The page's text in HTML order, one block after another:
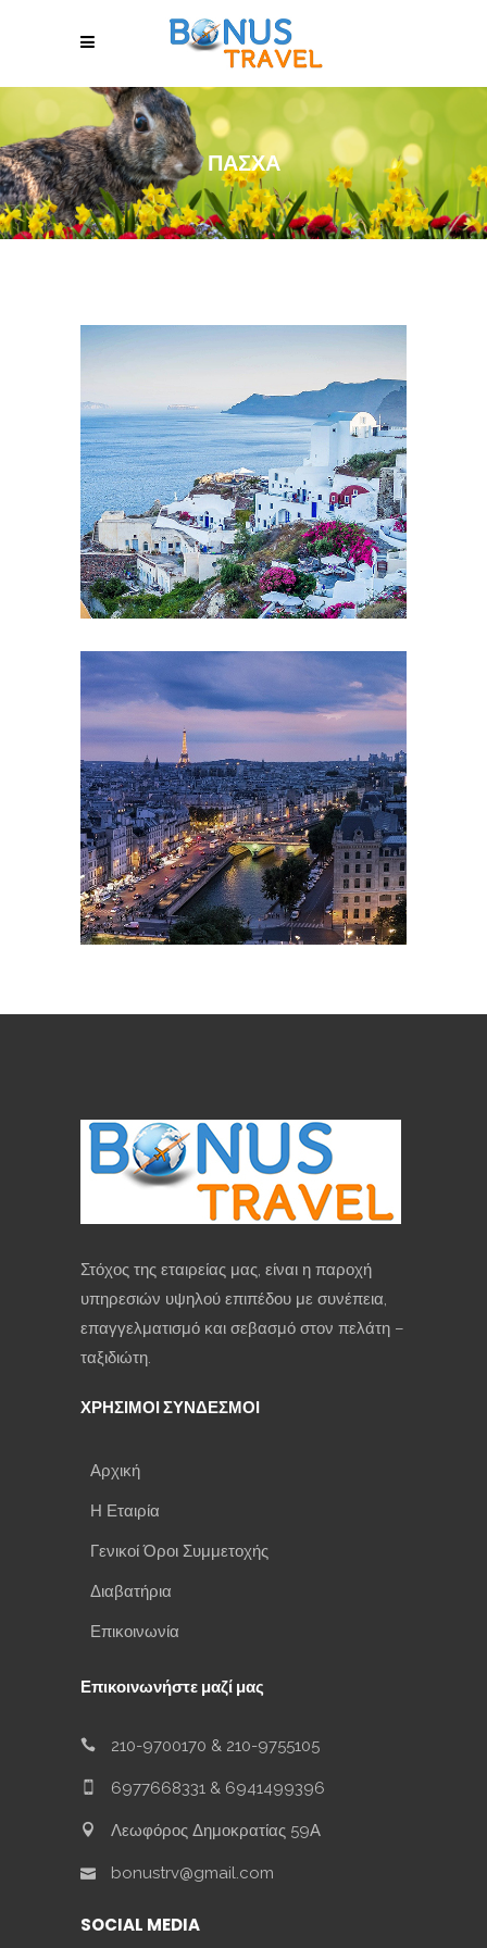
ΠΆΣΧΑ
Στόχος της εταιρείας μας, είναι η παροχή
υπηρεσιών υψηλού επιπέδου με συνέπεια,
επαγγελματισμό και σεβασμό στον πελάτη –
ταξιδιώτη.
ΧΡΗΣΙΜΟΙ ΣΥΝΔΕΣΜΟΙ
Αρχική
Η Εταιρία
Γενικοί Όροι Συμμετοχής
Διαβατήρια
Επικοινωνία
Επικοινωνήστε μαζί μας
210-9700170 & 210-9755105
6977668331 & 6941499396
Λεωφόρος Δημοκρατίας 59Α
bonustrv@gmail.com
SOCIAL MEDIA